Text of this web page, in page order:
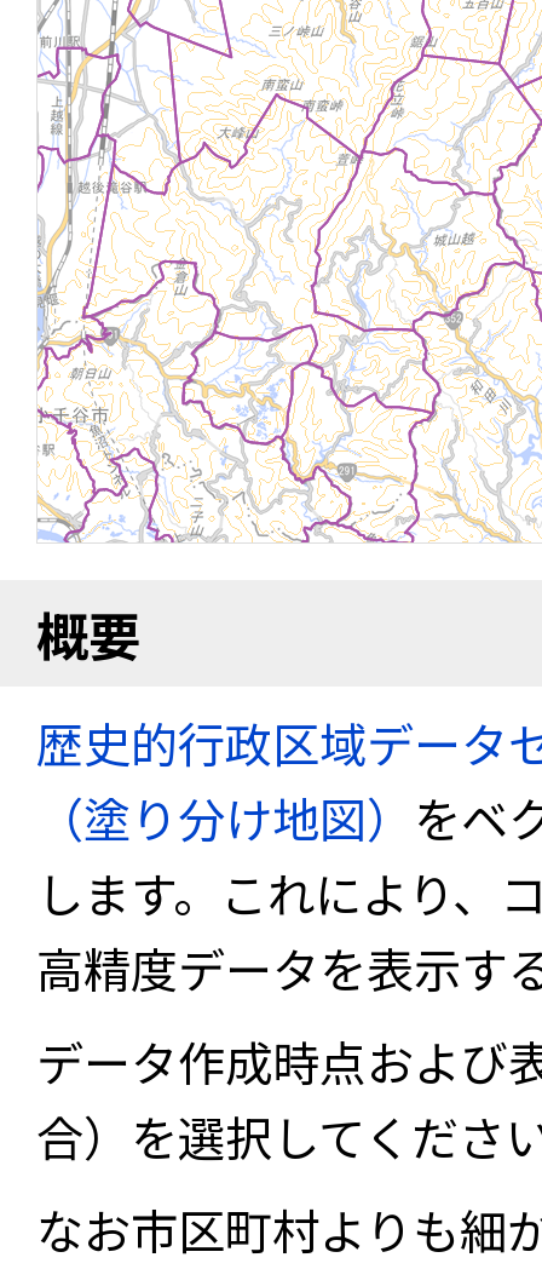
概要
歴史的行政区域データ
（塗り分け地図） をベ
します。これにより、
高精度データを表示す
データ作成時点および
合）を選択してくださ
なお市区町村よりも細